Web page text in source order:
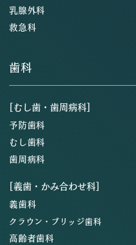
乳腺外科
救急科
歯科
[むし歯・歯周病科]
予防歯科
むし歯科
歯周病科
[義歯・かみ合わせ科]
義歯科
クラウン・ブリッジ歯科
高齢者歯科